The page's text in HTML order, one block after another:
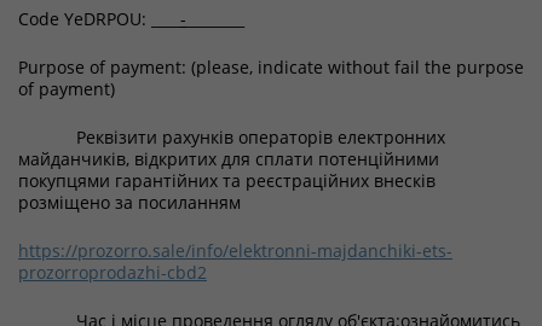
Code YeDRPOU: ____ -
Purpose of payment: (please, indicate without fail the purpose
of payment)
Реквізити рахунків операторів електронних
майданчиків, відкритих для сплати потенційними
покупцями гарантійних та реєстраційних внесків
розміщено за посиланням
https://prozorro.sale/info/elektronni-majdanchiki-ets-
prozorroprodazhi-cbd2
Час і місце проведення огляду об'єкта:ознайомитись